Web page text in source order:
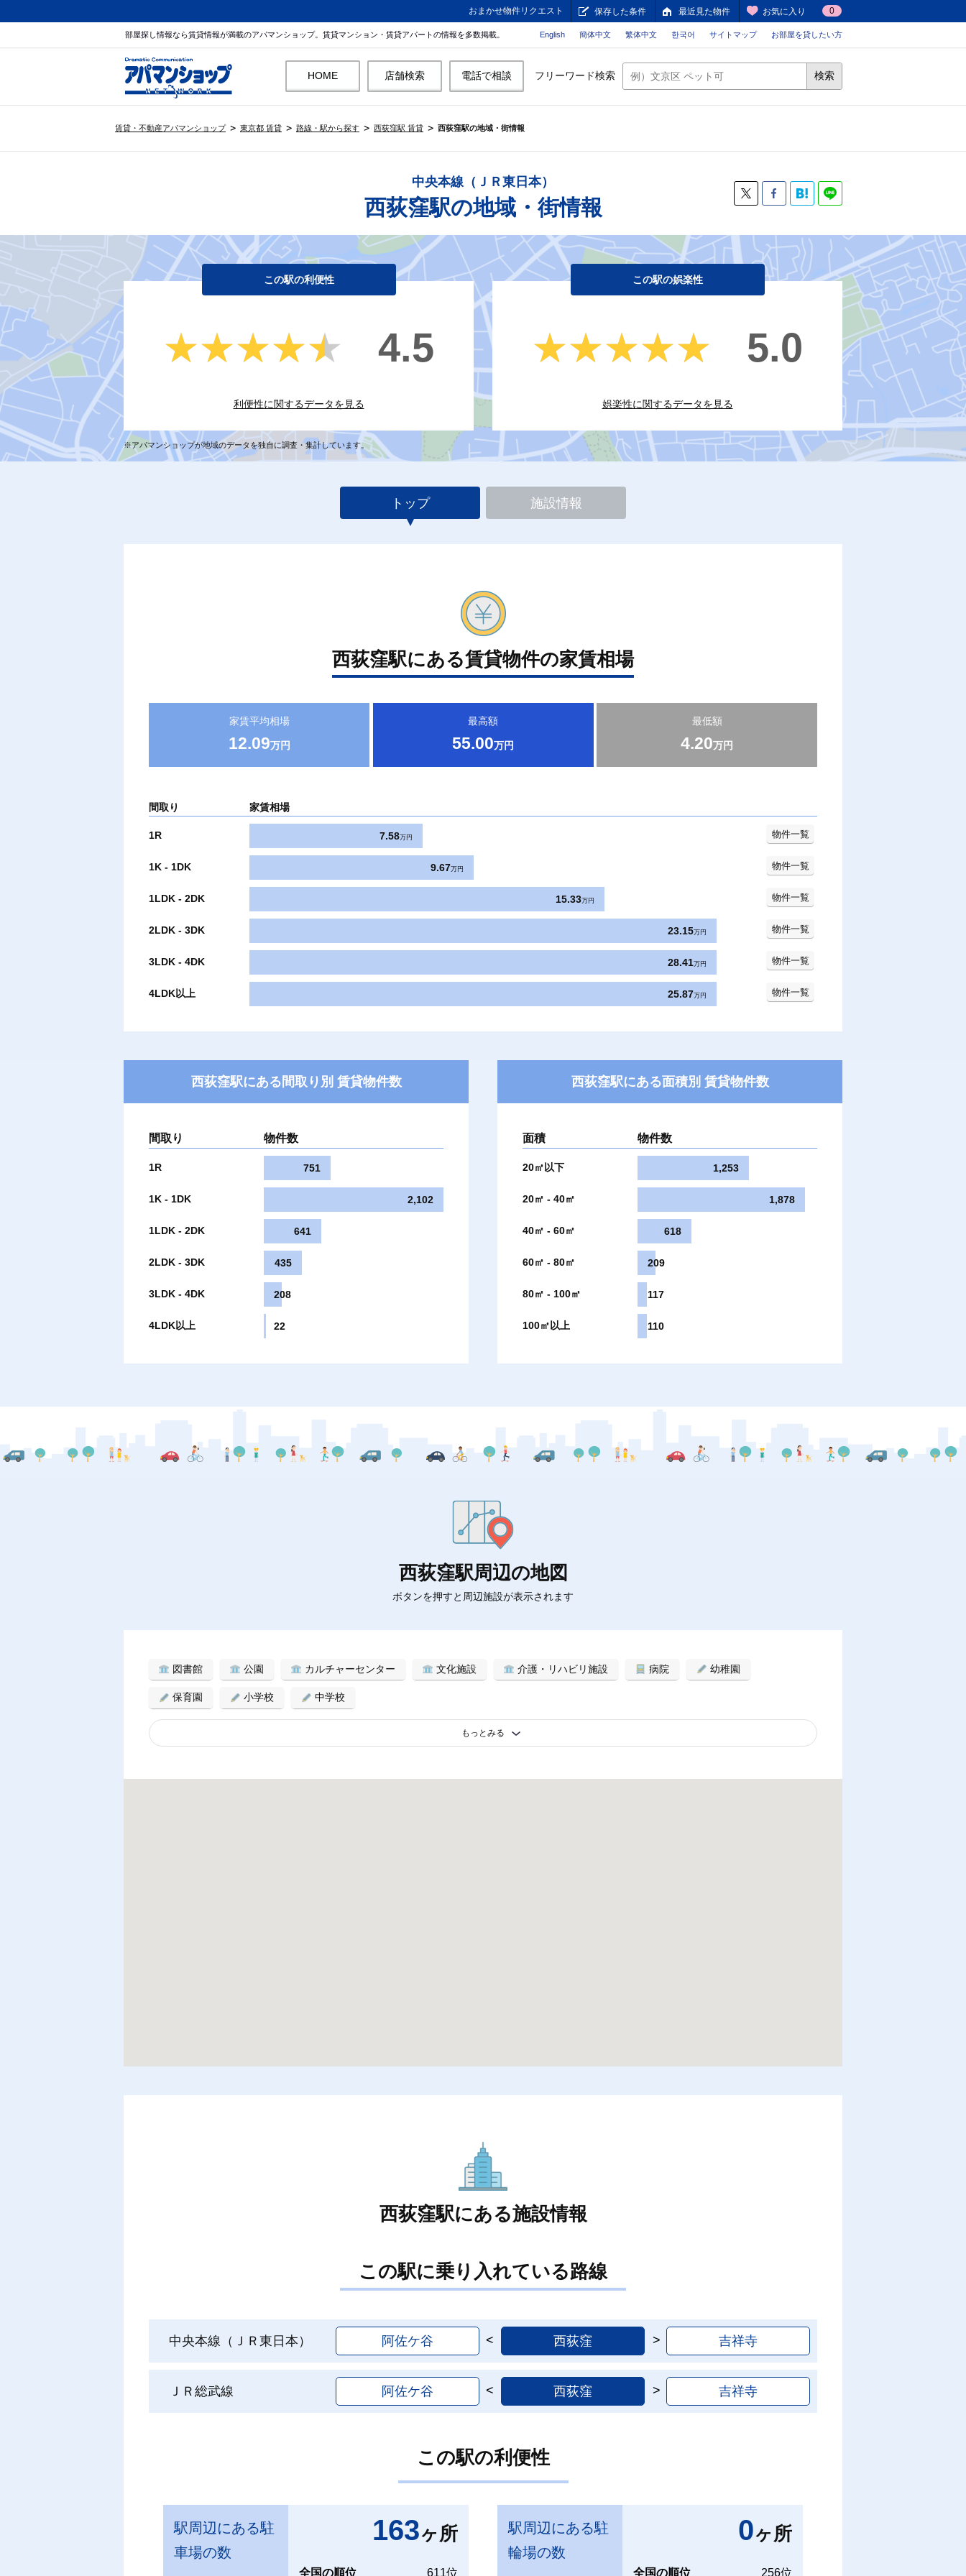
おまかせ物件リクエスト 保存した条件 最近見た物件 お気に入り 0
部屋探し情報なら賃貸情報が満載のアパマンショップ。賃貸マンション・賃貸アパートの情報を多数掲載。 English 簡体中文 繁体中文 한국어 サイトマップ お部屋を貸したい方
HOME 店舗検索 電話で相談 フリーワード検索 検索
賃貸・不動産アパマンショップ 東京都 賃貸 路線・駅から探す 西荻窪駅 賃貸 西荻窪駅の地域・街情報
中央本線（ＪＲ東日本）
西荻窪駅の地域・街情報
この駅の利便性
★★★★★
★★★★★ 4.5
利便性に関するデータを見る
この駅の娯楽性
★★★★★
★★★★★ 5.0
娯楽性に関するデータを見る
※アパマンショップが地域のデータを独自に調査・集計しています。
トップ 施設情報
西荻窪駅にある賃貸物件の家賃相場
家賃平均相場
12.09万円
最高額
55.00万円
最低額
4.20万円
間取り 家賃相場
1R 7.58万円 物件一覧
1K - 1DK 9.67万円 物件一覧
1LDK - 2DK 15.33万円 物件一覧
2LDK - 3DK 23.15万円 物件一覧
3LDK - 4DK 28.41万円 物件一覧
4LDK以上 25.87万円 物件一覧
西荻窪駅にある間取り別 賃貸物件数
間取り 物件数
1R 751
1K - 1DK 2,102
1LDK - 2DK 641
2LDK - 3DK 435
3LDK - 4DK 208
4LDK以上 22
西荻窪駅にある面積別 賃貸物件数
面積 物件数
20㎡以下 1,253
20㎡ - 40㎡ 1,878
40㎡ - 60㎡ 618
60㎡ - 80㎡ 209
80㎡ - 100㎡ 117
100㎡以上 110
西荻窪駅周辺の地図
ボタンを押すと周辺施設が表示されます
図書館 公園 カルチャーセンター 文化施設 介護・リハビリ施設 病院 幼稚園
保育園 小学校 中学校
もっとみる
西荻窪駅にある施設情報
この駅に乗り入れている路線
中央本線（ＪＲ東日本） 阿佐ケ谷 西荻窪 吉祥寺
ＪＲ総武線 阿佐ケ谷 西荻窪 吉祥寺
この駅の利便性
駅周辺にある駐
車場の数
163ヶ所
全国の順位 611位
駅周辺にある駐
輪場の数
0ヶ所
全国の順位 256位